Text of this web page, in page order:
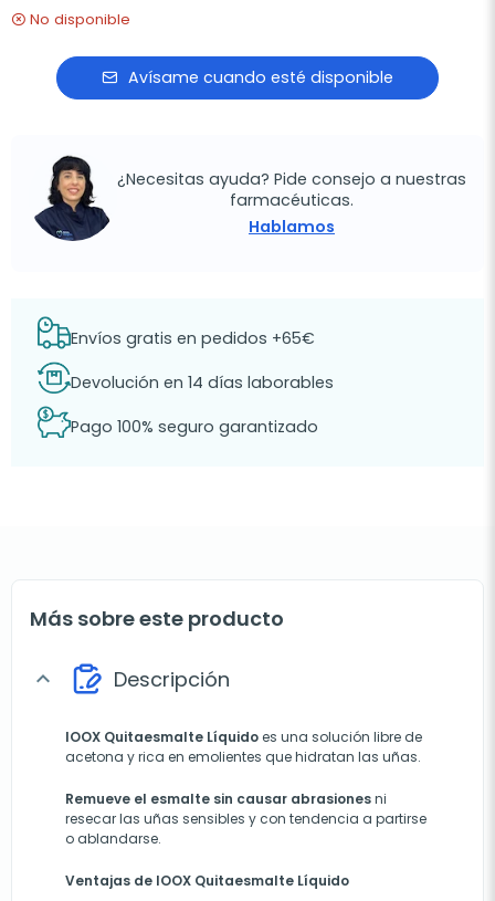
No disponible
Avísame cuando esté disponible
¿Necesitas ayuda? Pide consejo a nuestras
farmacéuticas.
Hablamos
Envíos gratis en pedidos +65€
Devolución en 14 días laborables
Pago 100% seguro garantizado
Más sobre este producto
expand_more Descripción
IOOX Quitaesmalte Líquidoes una solución libre de
acetona y rica en emolientes que hidratan las uñas.
Remueve el esmalte sin causar abrasionesni
resecar las uñas sensibles y con tendencia a partirse
o ablandarse.
Ventajas de IOOX Quitaesmalte Líquido